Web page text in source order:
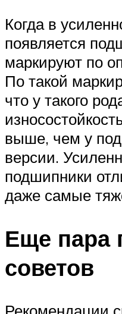
Когда в
появляется
маркируют по
По такой
что у такого
выше, чем у
версии.
подшипники
даже самые
Еще пара
советов